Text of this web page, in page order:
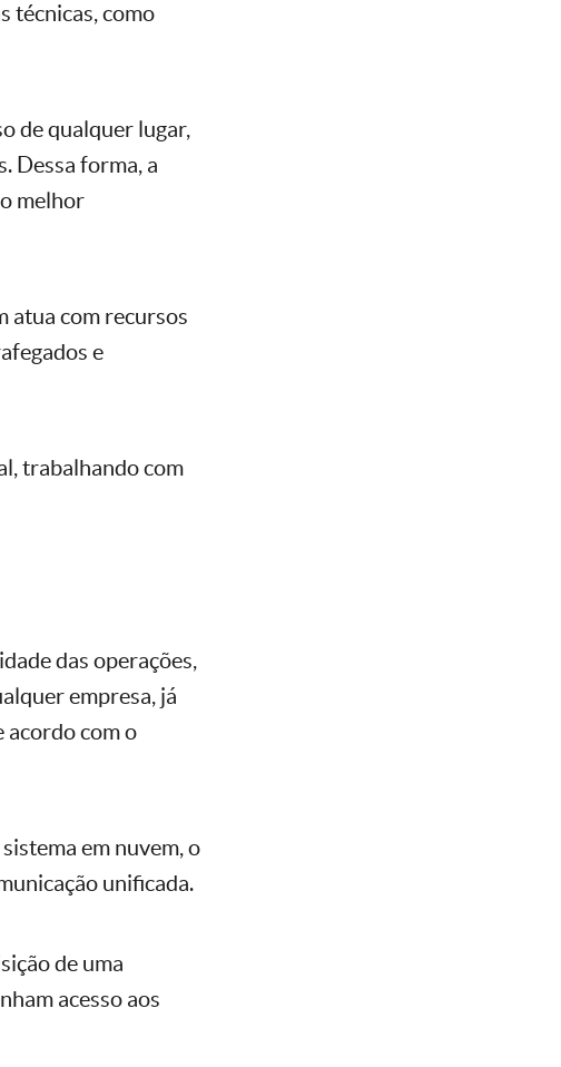
técnicas, como
de qualquer lugar,
Dessa forma, a
melhor
atua com recursos
e
trabalhando com
das operações,
empresa, já
acordo com o
em nuvem, o
unificada.
de uma
acesso aos